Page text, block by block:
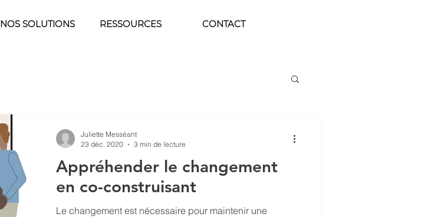
NOS SOLUTIONS RESSOURCES CONTACT
Appréhender le changement
en co-construisant
Le changement est nécessaire pour maintenir une
Juliette Messéant
23 déc. 2020
3 min de lecture